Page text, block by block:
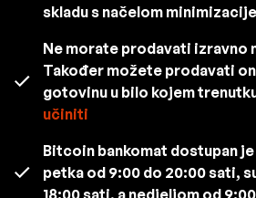
skladu s načelom
Ne morate prodavati izravno
Također možete prodavati
gotovinu u bilo kojem
učiniti
Bitcoin bankomat dostupan
petka od 9:00 do 20:00 sati,
18:00 sati, a nedjeljom od